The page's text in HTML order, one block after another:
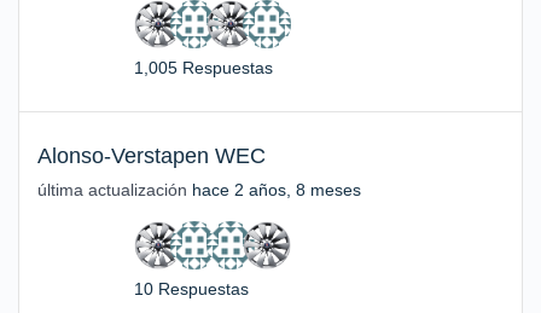
1,005 Respuestas
Alonso-Verstapen WEC
última actualización hace 2 años, 8 meses
10 Respuestas